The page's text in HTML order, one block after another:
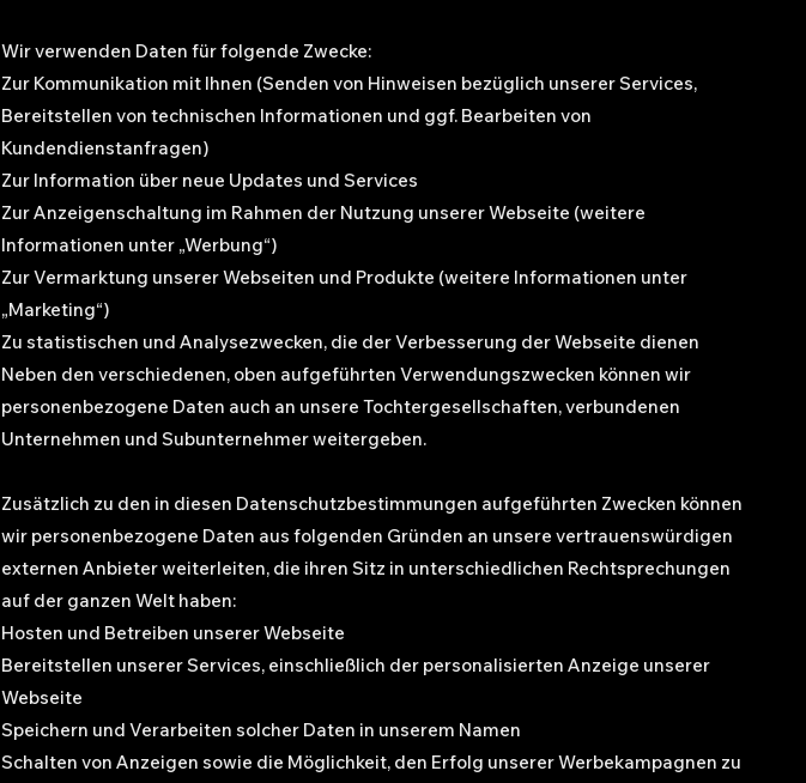
Wir verwenden Daten für folgende Zwecke:
Zur Kommunikation mit Ihnen (Senden von Hinweisen bezüglich unserer Services,
Bereitstellen von technischen Informationen und ggf. Bearbeiten von
Kundendienstanfragen)
Zur Information über neue Updates und Services
Zur Anzeigenschaltung im Rahmen der Nutzung unserer Webseite (weitere
Informationen unter „Werbung“)
Zur Vermarktung unserer Webseiten und Produkte (weitere Informationen unter
„Marketing“)
Zu statistischen und Analysezwecken, die der Verbesserung der Webseite dienen
Neben den verschiedenen, oben aufgeführten Verwendungszwecken können wir
personenbezogene Daten auch an unsere Tochtergesellschaften, verbundenen
Unternehmen und Subunternehmer weitergeben.
Zusätzlich zu den in diesen Datenschutzbestimmungen aufgeführten Zwecken können
wir personenbezogene Daten aus folgenden Gründen an unsere vertrauenswürdigen
externen Anbieter weiterleiten, die ihren Sitz in unterschiedlichen Rechtsprechungen
auf der ganzen Welt haben:
Hosten und Betreiben unserer Webseite
Bereitstellen unserer Services, einschließlich der personalisierten Anzeige unserer
Webseite
Speichern und Verarbeiten solcher Daten in unserem Namen
Schalten von Anzeigen sowie die Möglichkeit, den Erfolg unserer Werbekampagnen zu